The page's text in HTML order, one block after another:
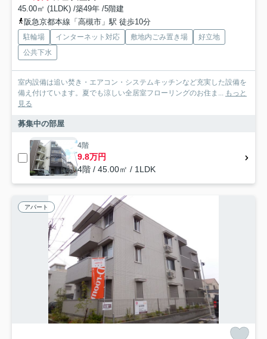
45.00㎡ (1LDK) /築49年 /5階建
阪急京都本線「高槻市」駅 徒歩10分
駐輪場 インターネット対応 敷地内ごみ置き場
好立地
公共下水
室内設備は追い焚き・エアコン・システムキッチンなど充実した設備を
備え付けています。夏でも涼しい全居室フローリングのお住ま... もっと
見る
募集中の部屋
4階
9.8万円
4階 / 45.00㎡ / 1LDK
アパート